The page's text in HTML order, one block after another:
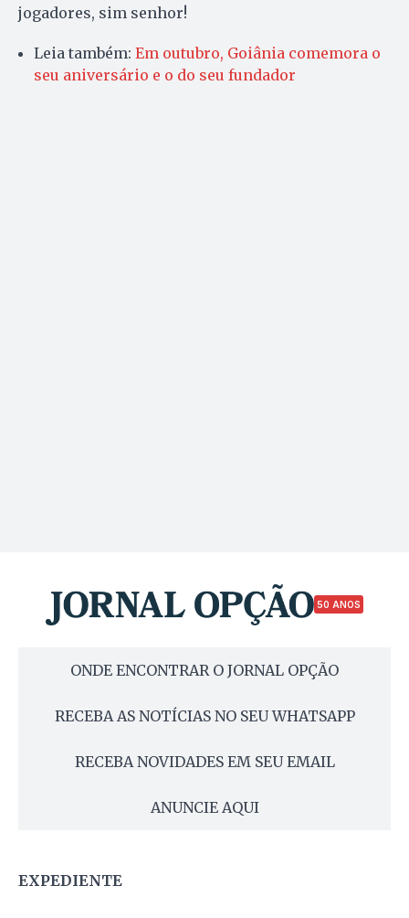
jogadores, sim senhor!
Leia também: Em outubro, Goiânia comemora o
seu aniversário e o do seu fundador
50 ANOS
ONDE ENCONTRAR O JORNAL OPÇÃO
RECEBA AS NOTÍCIAS NO SEU WHATSAPP
RECEBA NOVIDADES EM SEU EMAIL
ANUNCIE AQUI
EXPEDIENTE